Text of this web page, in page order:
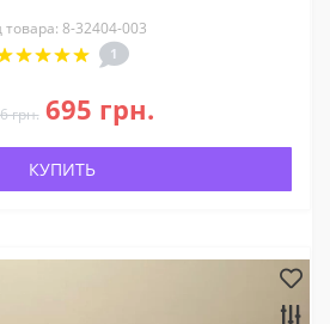
товара: 8-32404-003
1
грн. 695 грн.
КУПИТЬ